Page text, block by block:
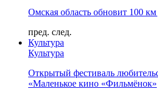
Омская область обновит 100
пред. след.
Культура
Культура
Открытый фестиваль
«Маленькое кино «Фильмёнок»